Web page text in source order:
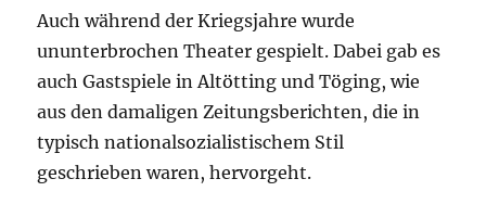
Auch während der Kriegsjahre wurde
ununterbrochen Theater gespielt. Dabei gab es
auch Gastspiele in Altötting und Töging, wie
aus den damaligen Zeitungsberichten, die in
typisch nationalsozialistischem Stil
geschrieben waren, hervorgeht.